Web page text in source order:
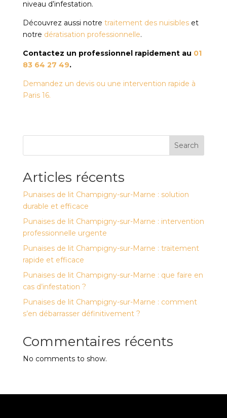
niveau d’infestation.
Découvrez aussi notre traitement des nuisibleset
notre dératisation professionnelle.
Contactez un professionnel rapidement au 01
83 64 27 49.
Demandez un devis ou une intervention rapide à
Paris 16.
Search
Articles récents
Punaises de lit Champigny-sur-Marne : solution
durable et efficace
Punaises de lit Champigny-sur-Marne : intervention
professionnelle urgente
Punaises de lit Champigny-sur-Marne : traitement
rapide et efficace
Punaises de lit Champigny-sur-Marne : que faire en
cas d’infestation ?
Punaises de lit Champigny-sur-Marne : comment
s’en débarrasser définitivement ?
Commentaires récents
No comments to show.